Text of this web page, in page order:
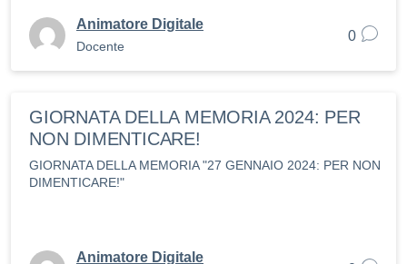
Animatore Digitale
Docente
0
GIORNATA DELLA MEMORIA 2024: PER
NON DIMENTICARE!
GIORNATA DELLA MEMORIA "27 GENNAIO 2024: PER NON
DIMENTICARE!"
Animatore Digitale